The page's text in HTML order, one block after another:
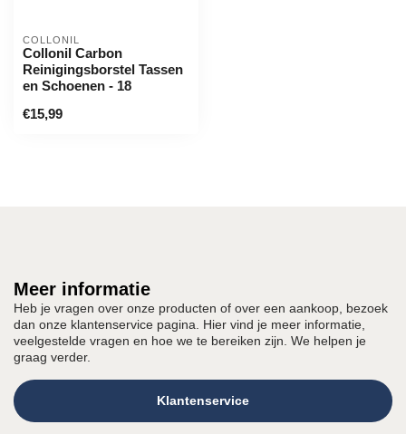
COLLONIL
Collonil Carbon
Reinigingsborstel Tassen
en Schoenen - 18
€15,99
Meer informatie
Heb je vragen over onze producten of over een aankoop, bezoek
dan onze klantenservice pagina. Hier vind je meer informatie,
veelgestelde vragen en hoe we te bereiken zijn. We helpen je
graag verder.
Klantenservice